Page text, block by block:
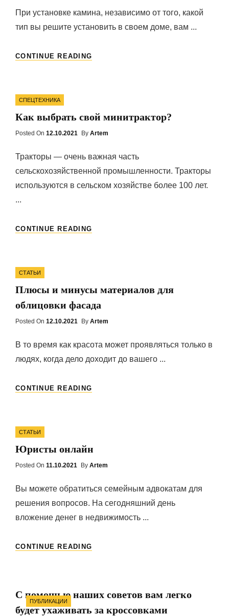
При установке камина, независимо от того, какой
тип вы решите установить в своем доме, вам ...
CONTINUE READING
КАМИНА
Categories
СПЕЦТЕХНИКА
Как выбрать свой минитрактор?
Posted On Posted
12.10.2021 By Artem
Тракторы — очень важная часть
сельскохозяйственной промышленности. Тракторы
используются в сельском хозяйстве более 100 лет.
...
CONTINUE READING
Categories
СТАТЬИ
Плюсы и минусы материалов для
облицовки фасада
Posted On Posted
12.10.2021 By Artem
В то время как красота может проявляться только в
людях, когда дело доходит до вашего ...
CONTINUE READING
ФАСАДА
Categories
СТАТЬИ
Юристы онлайн
Posted On Posted
11.10.2021 By Artem
Вы можете обратиться семейным адвокатам для
решения вопросов. На сегодняшний день
вложение денег в недвижимость ...
CONTINUE READING
Categories
ПУБЛИКАЦИИ
С помощью наших советов вам легко
будет ухаживать за кроссовками